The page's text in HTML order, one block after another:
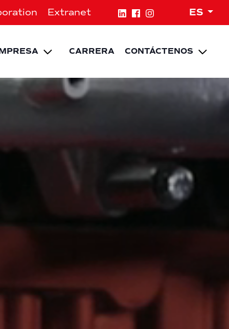
Extranet ES
Expand child menu
CARRERA CONTÁCTENOS